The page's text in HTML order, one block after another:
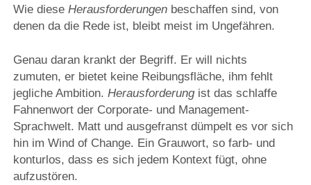
Wie diese Herausforderungenbeschaffen sind, von
denen da die Rede ist, bleibt meist im Ungefähren.
Genau daran krankt der Begriff. Er will nichts
zumuten, er bietet keine Reibungsfläche, ihm fehlt
jegliche Ambition. Herausforderungist das schlaffe
Fahnenwort der Corporate- und Management-
Sprachwelt. Matt und ausgefranst dümpelt es vor sich
hin im Wind of Change. Ein Grauwort, so farb- und
konturlos, dass es sich jedem Kontext fügt, ohne
aufzustören.